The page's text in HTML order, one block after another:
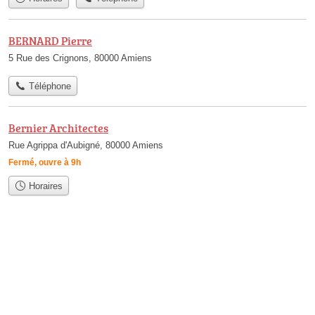
BERNARD Pierre
5 Rue des Crignons, 80000 Amiens
Téléphone
Bernier Architectes
Rue Agrippa d'Aubigné, 80000 Amiens
Fermé, ouvre à 9h
Horaires